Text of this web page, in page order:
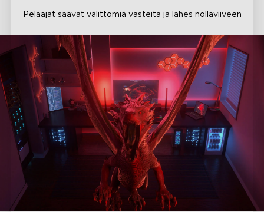
Pelaajat saavat välittömiä vasteita ja lähes nollaviiveen